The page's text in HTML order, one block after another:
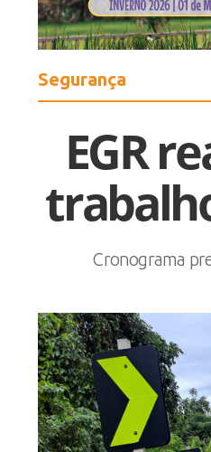
Segurança
EGR
Cronograma